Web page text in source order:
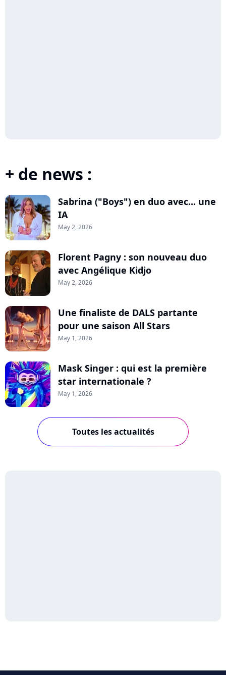
+ de news :
Sabrina ("Boys") en duo avec... une
IA
May 2, 2026
Florent Pagny : son nouveau duo
avec Angélique Kidjo
May 2, 2026
Une finaliste de DALS partante
pour une saison All Stars
May 1, 2026
Mask Singer : qui est la première
star internationale ?
May 1, 2026
Toutes les actualités